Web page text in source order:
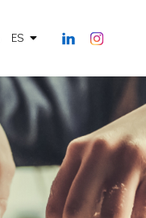
Medio
Nuestras
ES